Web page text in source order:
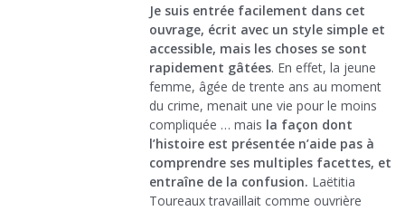
Je suis entrée facilement dans cet
ouvrage, écrit avec un style simple et
accessible, mais les choses se sont
rapidement gâtées. En effet, la jeune
femme, âgée de trente ans au moment
du crime, menait une vie pour le moins
compliquée … mais la façon dont
l’histoire est présentée n’aide pas à
comprendre ses multiples facettes, et
entraîne de la confusion. Laëtitia
Toureaux travaillait comme ouvrière